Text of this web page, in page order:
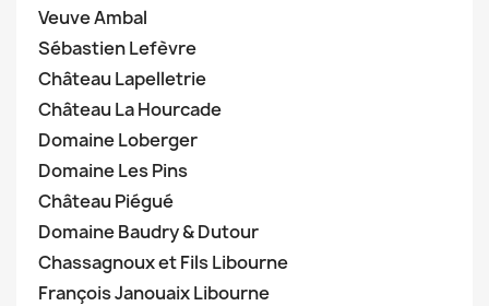
Veuve Ambal
Sébastien Lefèvre
Château Lapelletrie
Château La Hourcade
Domaine Loberger
Domaine Les Pins
Château Piégué
Domaine Baudry & Dutour
Chassagnoux et Fils Libourne
François Janouaix Libourne